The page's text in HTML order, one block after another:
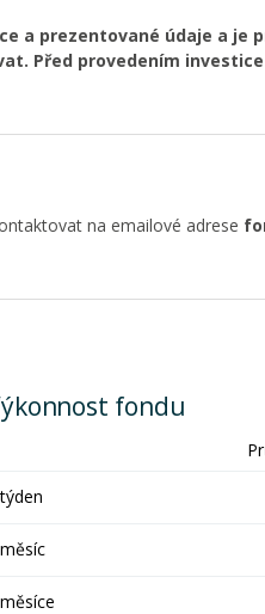
a prezentované údaje a je
Před provedením
na emailové adrese
fondu